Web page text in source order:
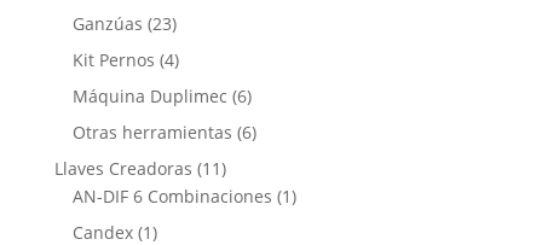
Ganzúas (23)
Kit Pernos (4)
Máquina Duplimec (6)
Otras herramientas (6)
Llaves Creadoras (11)
AN-DIF 6 Combinaciones (1)
Candex (1)